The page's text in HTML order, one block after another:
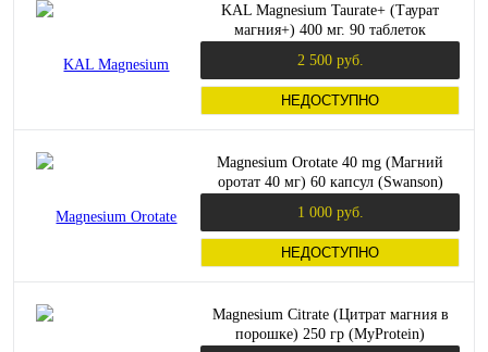
KAL Magnesium Taurate+ (Таурат
магния+) 400 мг. 90 таблеток
2 500 руб.
НЕДОСТУПНО
Magnesium Orotate 40 mg (Магний
оротат 40 мг) 60 капсул (Swanson)
1 000 руб.
НЕДОСТУПНО
Magnesium Citrate (Цитрат магния в
порошке) 250 гр (MyProtein)